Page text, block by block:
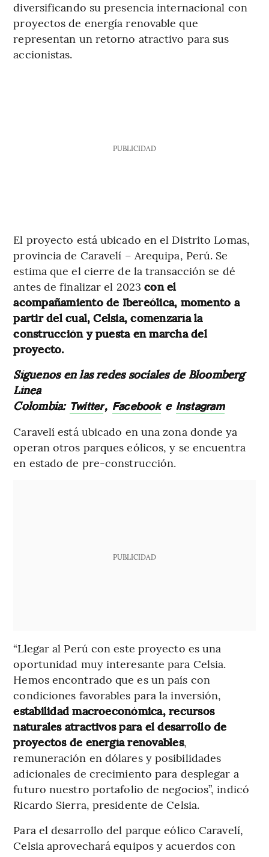
diversificando su presencia internacional con
proyectos de energía renovable que
representan un retorno atractivo para sus
accionistas.
PUBLICIDAD
El proyecto está ubicado en el Distrito Lomas,
provincia de Caravelí – Arequipa, Perú. Se
estima que el cierre de la transacción se dé
antes de finalizar el 2023con el
acompañamiento de Ibereólica, momento a
partir del cual, Celsia, comenzaría la
construcción y puesta en marcha del
proyecto.
Síguenos en las redes sociales de Bloomberg
Línea
Colombia: Twitter, Facebooke Instagram
Caravelí está ubicado en una zona donde ya
operan otros parques eólicos, y se encuentra
en estado de pre-construcción.
PUBLICIDAD
“Llegar al Perú con este proyecto es una
oportunidad muy interesante para Celsia.
Hemos encontrado que es un país con
condiciones favorables para la inversión,
estabilidad macroeconómica, recursos
naturales atractivos para el desarrollo de
proyectos de energía renovables,
remuneración en dólares y posibilidades
adicionales de crecimiento para desplegar a
futuro nuestro portafolio de negocios”, indicó
Ricardo Sierra, presidente de Celsia.
Para el desarrollo del parque eólico Caravelí,
Celsia aprovechará equipos y acuerdos con